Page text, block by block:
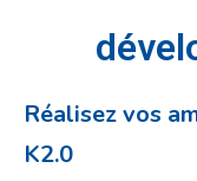
Réalisez vos
K2.0